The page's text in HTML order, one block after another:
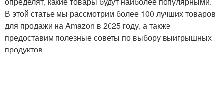
В этой статье мы рассмотрим более 100 лучших товаров
для продажи на Amazon в 2025 году, а также
предоставим полезные советы по выбору выигрышных
продуктов.